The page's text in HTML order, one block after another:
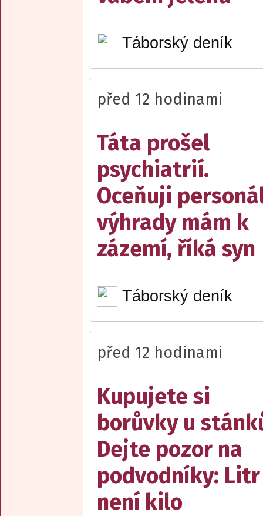
Táborský deník
před 12 hodinami
Táta prošel
psychiatrií.
Oceňuji
výhrady mám k
zázemí, říká syn
Táborský deník
před 12 hodinami
Kupujete si
borůvky u
Dejte pozor na
podvodníky: Litr
není kilo